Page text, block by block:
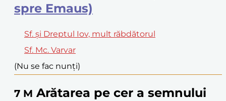
spre Emaus)
Sf. și Dreptul Iov, mult răbdătorul
Sf. Mc. Varvar
(Nu se fac nunți)
7 M Arătarea pe cer a semnului